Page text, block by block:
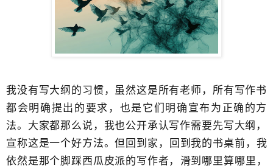
我没有写大纲的习惯，虽然这是所有老师，所有写作书​
都会明确提出的要求，也是它们明确宣布为正确的方
法。大家都那么说，我也公开承认写作需要先写大纲，​
宣称这是一个好方法。但回到家，回到我的书桌前，我
依然是那个脚踩西瓜皮派的写作者，​滑到哪里算哪里，